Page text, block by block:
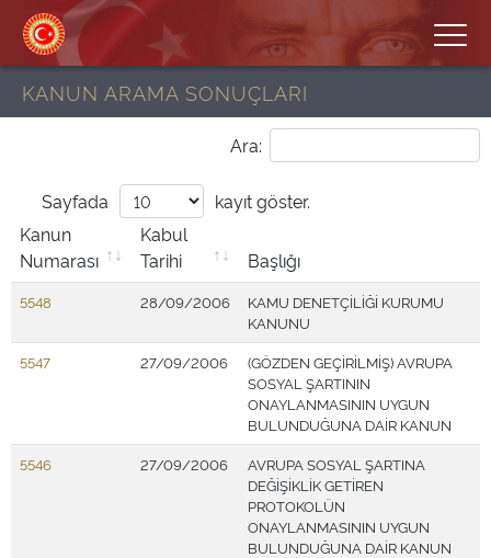
KANUN ARAMA SONUÇLARI
Ara:
Sayfada
kayıt göster.
Kanun
Numarası
Kabul
Tarihi
Başlığı
5548 28/09/2006
KAMU DENETÇİLİĞİ KURUMU
KANUNU
5547
27/09/2006
(GÖZDEN GEÇİRİLMİŞ) AVRUPA
SOSYAL ŞARTININ
ONAYLANMASININ UYGUN
BULUNDUĞUNA DAİR KANUN
5546
27/09/2006
AVRUPA SOSYAL ŞARTINA
DEĞİŞİKLİK GETİREN
PROTOKOLÜN
ONAYLANMASININ UYGUN
BULUNDUĞUNA DAİR KANUN